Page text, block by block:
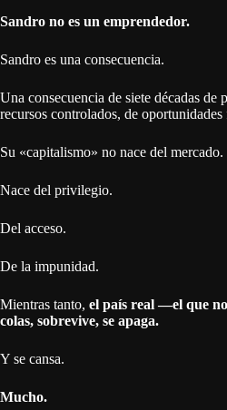
Sandro no es un emprendedor.
Sandro es una consecuencia.
Una consecuencia de siete décadas de
recursos controlados, de
Su «capitalismo» no nace del mercado.
Nace del privilegio.
Del acceso.
De la impunidad.
Mientras tanto, el país real —el que
colas, sobrevive, se apaga.
Y se cansa.
Mucho.